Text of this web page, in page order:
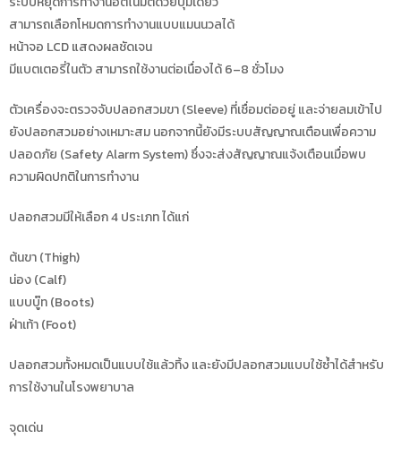
สามารถเลือกโหมดการทำงานแบบแมนนวลได้
หน้าจอ LCD แสดงผลชัดเจน
มีแบตเตอรี่ในตัว สามารถใช้งานต่อเนื่องได้ 6–8 ชั่วโมง
ตัวเครื่องจะตรวจจับปลอกสวมขา (Sleeve) ที่เชื่อมต่ออยู่ และจ่ายลมเข้าไป
ยังปลอกสวมอย่างเหมาะสม นอกจากนี้ยังมีระบบสัญญาณเตือนเพื่อความ
ปลอดภัย (Safety Alarm System) ซึ่งจะส่งสัญญาณแจ้งเตือนเมื่อพบ
ความผิดปกติในการทำงาน
ปลอกสวมมีให้เลือก 4 ประเภท ได้แก่
ต้นขา (Thigh)
น่อง (Calf)
แบบบู๊ท (Boots)
ฝ่าเท้า (Foot)
ปลอกสวมทั้งหมดเป็นแบบใช้แล้วทิ้ง และยังมีปลอกสวมแบบใช้ซ้ำได้สำหรับ
การใช้งานในโรงพยาบาล
จุดเด่น